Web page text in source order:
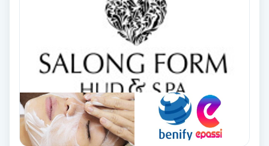
Brynfärgning
Bröllopsuppsättning